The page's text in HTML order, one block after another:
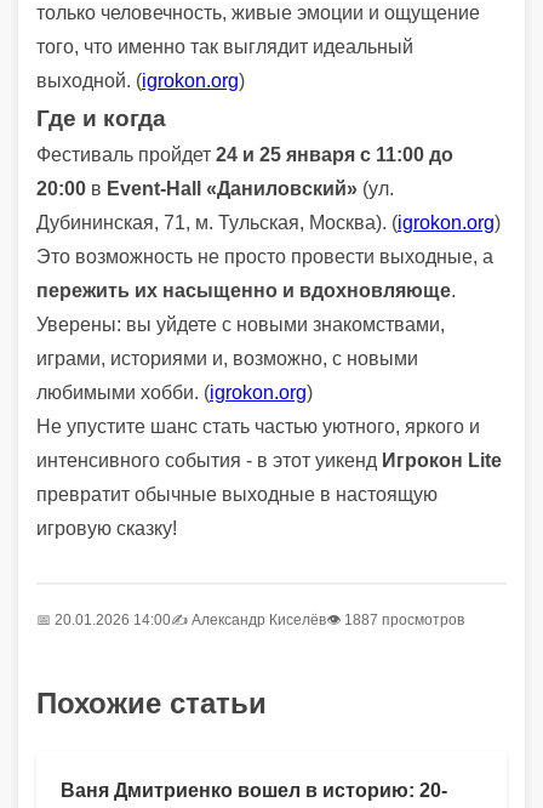
только человечность, живые эмоции и ощущение
того, что именно так выглядит идеальный
выходной. (igrokon.org)
Где и когда
Фестиваль пройдет 24 и 25 января с 11:00 до
20:00 в Event‑Hall «Даниловский» (ул.
Дубининская, 71, м. Тульская, Москва). (igrokon.org)
Это возможность не просто провести выходные, а
пережить их насыщенно и вдохновляюще.
Уверены: вы уйдете с новыми знакомствами,
играми, историями и, возможно, с новыми
любимыми хобби. (igrokon.org)
Не упустите шанс стать частью уютного, яркого и
интенсивного события - в этот уикенд Игрокон Lite
превратит обычные выходные в настоящую
игровую сказку!
📅 20.01.2026 14:00✍️ Александр Киселёв👁 1887 просмотров
Похожие статьи
Ваня Дмитриенко вошел в историю: 20-